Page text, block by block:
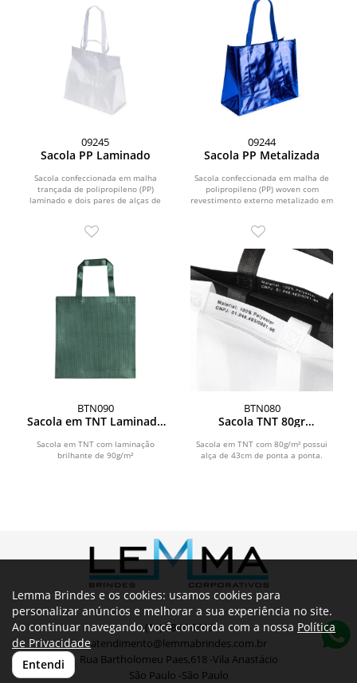
09245
Sacola PP Laminado
Sacola confeccionada em malha
trançada de polipropileno (PP)
laminado e dois pares de alças de
09244
Sacola PP Metalizada
Sacola confeccionada em malha de
polipropileno (PP) woven com
revestimento externo metalizado em
BTN090
Sacola em TNT Laminado
Sacola em TNT com laminação
brilhante de 90g/m²
BTN080
Sacola TNT 80gr
Sacola em TNT com 80g/m² possui
alça de 43cm de ponta a ponta.
(11) 3804-6540
atendimento@lemmabrindes.com.br
Rua Bartholomeu Paes,618 -Vila Anastácio
São Paulo -São Paulo
Lemma Brindes e os cookies: usamos cookies para
personalizar anúncios e melhorar a sua experiência no site.
Ao continuar navegando, você concorda com a nossa Política
de Privacidade
Entendi